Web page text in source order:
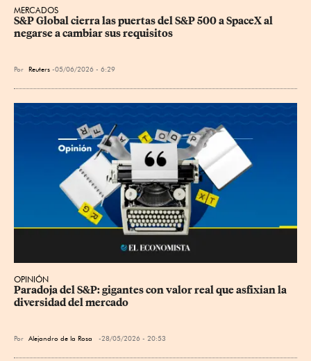
MERCADOS
S&P Global cierra las puertas del S&P 500 a SpaceX al
negarse a cambiar sus requisitos
Por Reuters 05/06/2026 - 6:29
OPINIÓN
Paradoja del S&P: gigantes con valor real que asfixian la
diversidad del mercado
Por Alejandro de la Rosa 28/05/2026 - 20:53